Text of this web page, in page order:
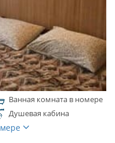
Ванная комната в номере
Душевая кабина